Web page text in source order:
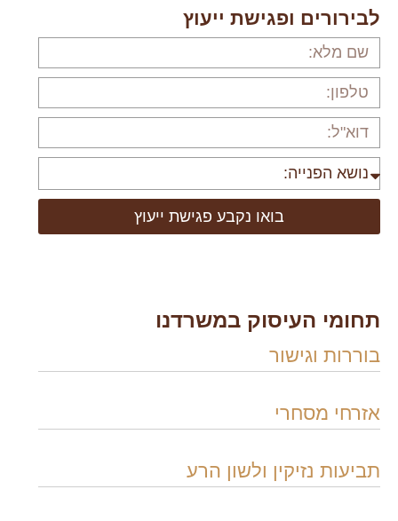
לבירורים ופגישת ייעוץ
בואו נקבע פגישת ייעוץ
תחומי העיסוק במשרדנו
בוררות וגישור
אזרחי מסחרי
תביעות נזיקין ולשון הרע